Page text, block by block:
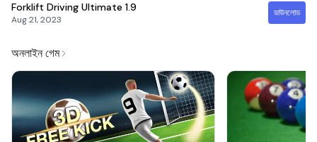
Forklift Driving Ultimate 1.9
Aug 21, 2023
ডাউনলোড
অনলাইন গেম